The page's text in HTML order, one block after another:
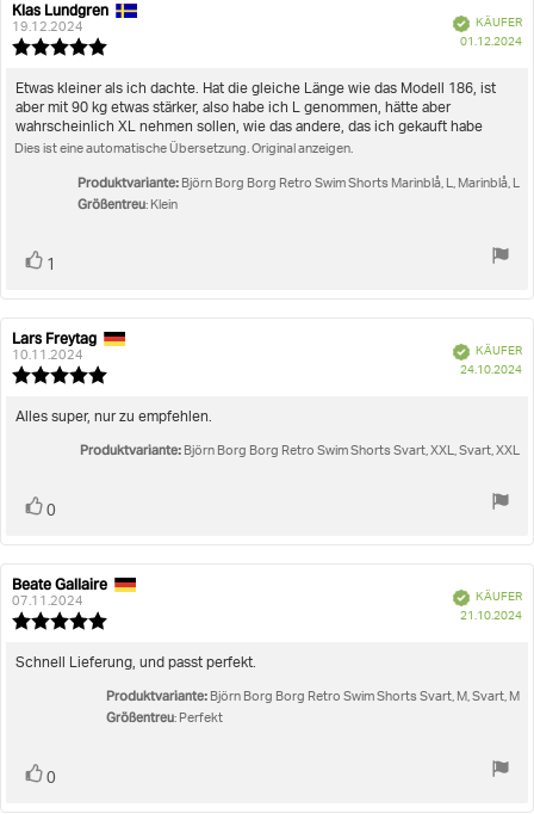
Autor
der
Rezension:
Klas Lundgren
19.12.2024
von
5
Sternen
VerifiziertKÄUFER
01.12.2024
Rezensionstext:
Etwas kleiner als ich dachte. Hat die gleiche Länge wie das Modell 186, ist
aber mit 90 kg etwas stärker, also habe ich L genommen, hätte aber
wahrscheinlich XL nehmen sollen, wie das andere, das ich gekauft habe
Dies ist eine automatische Übersetzung. Original anzeigen.
Produktvariante: Björn Borg Borg Retro Swim Shorts Marinblå, L, Marinblå, L
Größentreu: Klein
Stimme
1
Autor
der
Rezension:
Lars Freytag
10.11.2024
von
Sternen
VerifiziertKÄUFER
24.10.2024
Rezensionstext:
Alles super, nur zu empfehlen.
Produktvariante: Björn Borg Borg Retro Swim Shorts Svart, XXL, Svart, XXL
Stimme
0
Autor
der
Rezension:
Beate Gallaire
07.11.2024
von
Sternen
VerifiziertKÄUFER
21.10.2024
Rezensionstext:
Schnell Lieferung, und passt perfekt.
Produktvariante: Björn Borg Borg Retro Swim Shorts Svart, M, Svart, M
Größentreu: Perfekt
Stimme
0